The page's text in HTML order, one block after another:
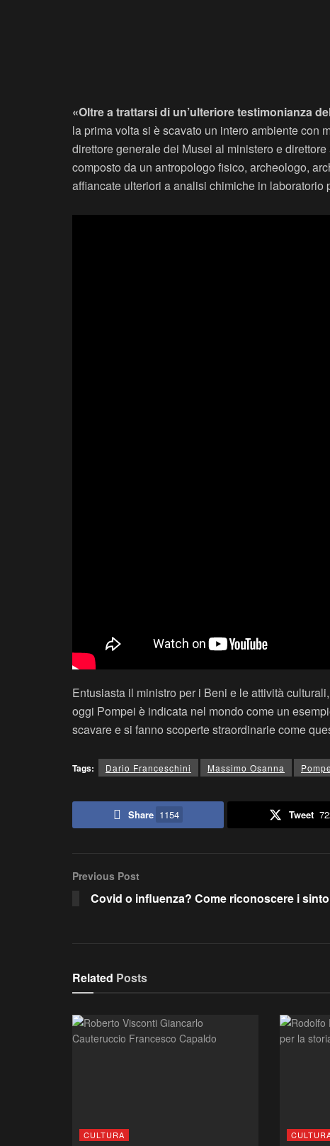
«Oltre a trattarsi di un’ulteriore testimonianza
la prima volta si è scavato un intero ambiente con
direttore generale dei Musei al ministero e
composto da un antropologo fisico, archeologo,
affiancate ulteriori a analisi chimiche in
Entusiasta il ministro per i Beni e le attività
oggi Pompei è indicata nel mondo come un
scavare e si fanno scoperte straordinarie come
Tags: Dario Franceschini Massimo Osanna
Share 1154 Tweet
Previous Post
Covid o influenza? Come riconoscere i
Related Posts
CULTURA